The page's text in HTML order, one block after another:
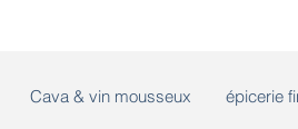
Cava & vin mousseux épicerie